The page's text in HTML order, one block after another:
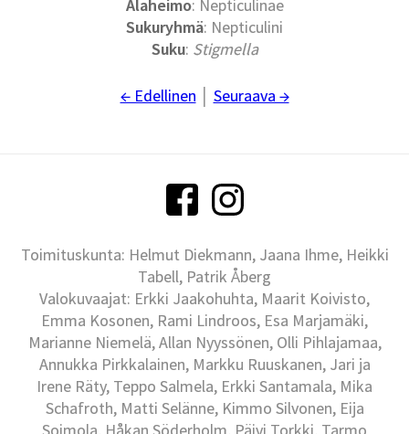
Alaheimo: Nepticulinae
Sukuryhmä: Nepticulini
Suku: Stigmella
← Edellinen Seuraava →
Toimituskunta: Helmut Diekmann, Jaana Ihme, Heikki
Tabell, Patrik Åberg
Valokuvaajat: Erkki Jaakohuhta, Maarit Koivisto,
Emma Kosonen, Rami Lindroos, Esa Marjamäki,
Marianne Niemelä, Allan Nyyssönen, Olli Pihlajamaa,
Annukka Pirkkalainen, Markku Ruuskanen, Jari ja
Irene Räty, Teppo Salmela, Erkki Santamala, Mika
Schafroth, Matti Selänne, Kimmo Silvonen, Eija